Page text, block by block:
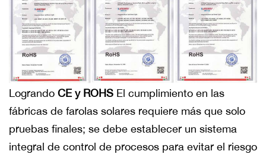
Logrando CE y ROHS El cumplimiento en las
fábricas de farolas solares requiere más que solo
pruebas finales; se debe establecer un sistema
integral de control de procesos para evitar el riesgo